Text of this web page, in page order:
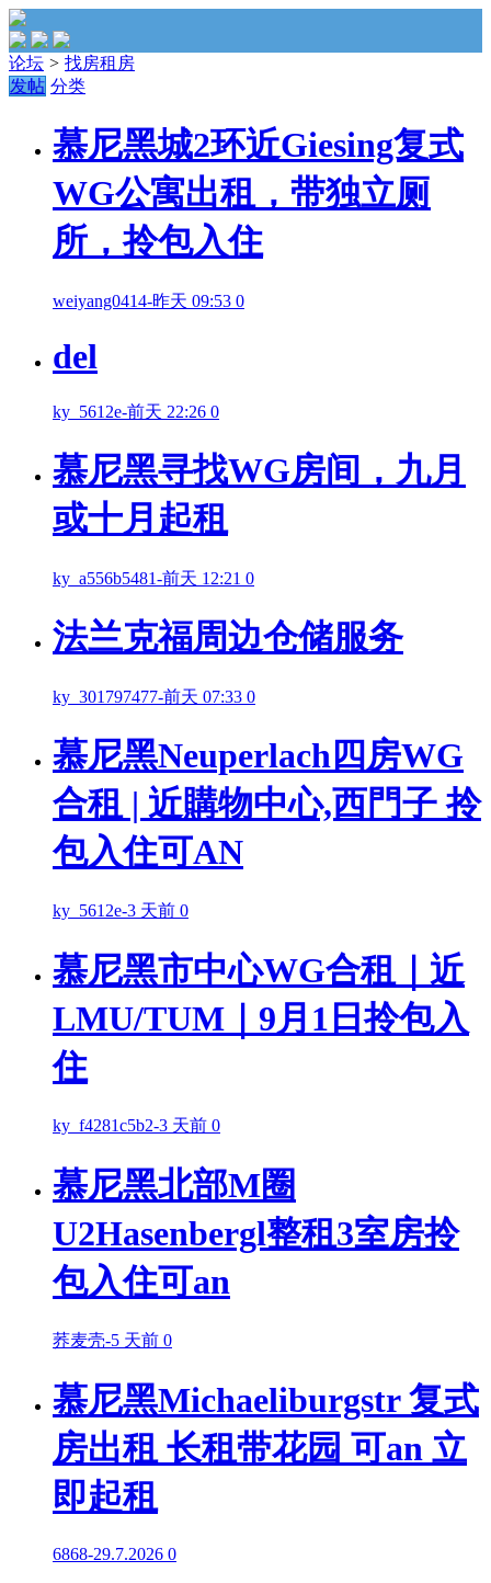
论坛 > 找房租房
发帖 分类
慕尼黑城2环近Giesing复式
WG公寓出租，带独立厕
所，拎包入住
weiyang0414-昨天 09:53 0
del
ky_5612e-前天 22:26 0
慕尼黑寻找WG房间，九月
或十月起租
ky_a556b5481-前天 12:21 0
法兰克福周边仓储服务
ky_301797477-前天 07:33 0
慕尼黑Neuperlach四房WG
合租 | 近購物中心,西門子 拎
包入住可AN
ky_5612e-3 天前 0
慕尼黑市中心WG合租｜近
LMU/TUM｜9月1日拎包入
住
ky_f4281c5b2-3 天前 0
慕尼黑北部M圈
U2Hasenbergl整租3室房拎
包入住可an
荞麦壳-5 天前 0
慕尼黑Michaeliburgstr 复式
房出租 长租带花园 可an 立
即起租
6868-29.7.2026 0